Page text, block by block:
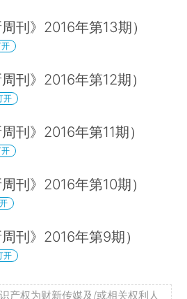
刊》2016年第13期）
刊》2016年第12期）
开
刊》2016年第11期）
刊》2016年第10期）
刊》2016年第9期）
开
产权为财新传媒及/或相关权利人